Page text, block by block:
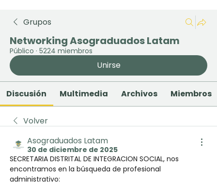
Grupos
Networking Asograduados Latam
Público · 5224 miembros
Unirse
Discusión Multimedia Archivos Miembros
Volver
Asograduados Latam
30 de diciembre de 2025
SECRETARIA DISTRITAL DE INTEGRACION SOCIAL, nos
encontramos en la búsqueda de profesional
administrativo: